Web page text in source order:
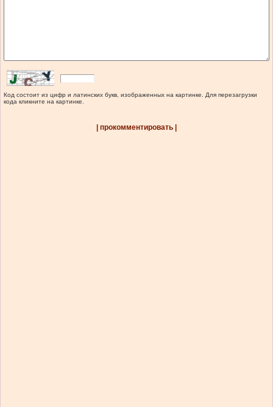
Код состоит из цифр и латинских букв, изображенных на картинке. Для перезагрузки
кода кликните на картинке.
| прокомментировать |